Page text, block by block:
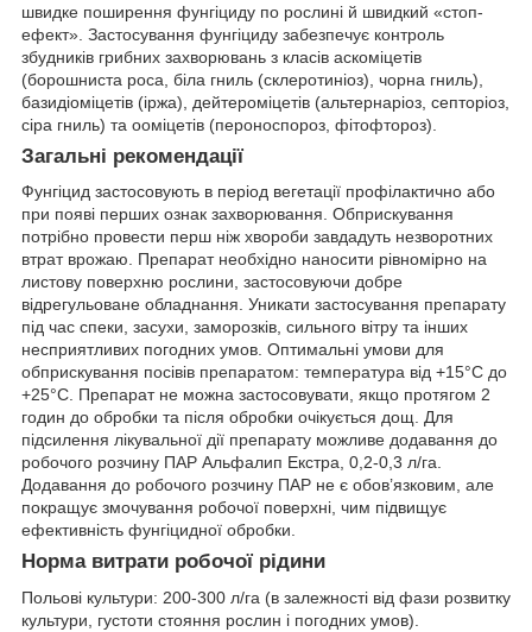
швидке поширення фунгіциду по рослині й швидкий «стоп-
ефект». Застосування фунгіциду забезпечує контроль
збудників грибних захворювань з класів аскоміцетів
(борошниста роса, біла гниль (склеротиніоз), чорна гниль),
базидіоміцетів (іржа), дейтероміцетів (альтернаріоз, септоріоз,
сіра гниль) та ооміцетів (пероноспороз, фітофтороз).
Загальні рекомендації
Фунгіцид застосовують в період вегетації профілактично або
при появі перших ознак захворювання. Обприскування
потрібно провести перш ніж хвороби завдадуть незворотних
втрат врожаю. Препарат необхідно наносити рівномірно на
листову поверхню рослини, застосовуючи добре
відрегульоване обладнання. Уникати застосування препарату
під час спеки, засухи, заморозків, сильного вітру та інших
несприятливих погодних умов. Оптимальні умови для
обприскування посівів препаратом: температура від +15°С до
+25°С. Препарат не можна застосовувати, якщо протягом 2
годин до обробки та після обробки очікується дощ. Для
підсилення лікувальної дії препарату можливе додавання до
робочого розчину ПАР Альфалип Екстра, 0,2-0,3 л/га.
Додавання до робочого розчину ПАР не є обов’язковим, але
покращує змочування робочої поверхні, чим підвищує
ефективність фунгіцидної обробки.
Норма витрати робочої рідини
Польові культури: 200-300 л/га (в залежності від фази розвитку
культури, густоти стояння рослин і погодних умов).